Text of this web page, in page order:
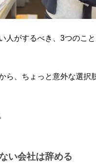
人がするべき、3つのこと
ら、ちょっと意外な選択
い会社は辞める